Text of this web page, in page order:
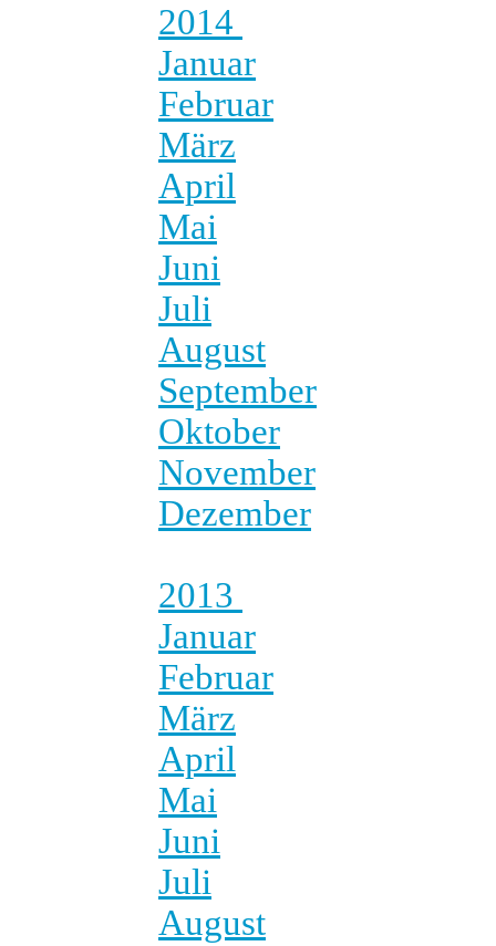
2014
Januar
Februar
März
April
Mai
Juni
Juli
August
September
Oktober
November
Dezember
2013
Januar
Februar
März
April
Mai
Juni
Juli
August